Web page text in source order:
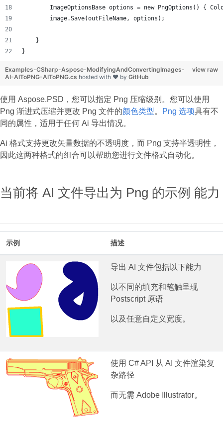
ImageOptionsBase options = new PngOptions() {
        image.Save(outFileName, options);
    }
}
view raw
Examples-CSharp-Aspose-ModifyingAndConvertingImages-
AI-AIToPNG-AIToPNG.cs hosted with ❤ by GitHub
使用 Aspose.PSD，您可以指定 Png 压缩级别。您可以使用
Png 渐进式压缩并更改 Png 文件的颜色类型。 Png 选项具有不
同的属性，适用于任何 Ai 导出情况。
Ai 格式支持更改矢量数据的不透明度，而 Png 支持半透明性，
因此这两种格式的组合可以帮助您进行文件格式自动化。
当前将 AI 文件导出为 Png 的示例 能力
示例 描述
导出 AI 文件包括以下能力
以不同的填充和笔触呈现
Postscript 原语
以及任意自定义宽度。
使用 C# API 从 AI 文件渲染复
杂路径
而无需 Adobe Illustrator。